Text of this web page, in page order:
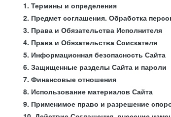
1. Термины и определения
2. Предмет соглашения. Обработка
3. Права и Обязательства Исполнителя
4. Права и Обязательства Соискателя
5. Информационная безопасность Сайта
6. Защищенные разделы Сайта и пароли
7. Финансовые отношения
8. Использование материалов Сайта
9. Применимое право и разрешение